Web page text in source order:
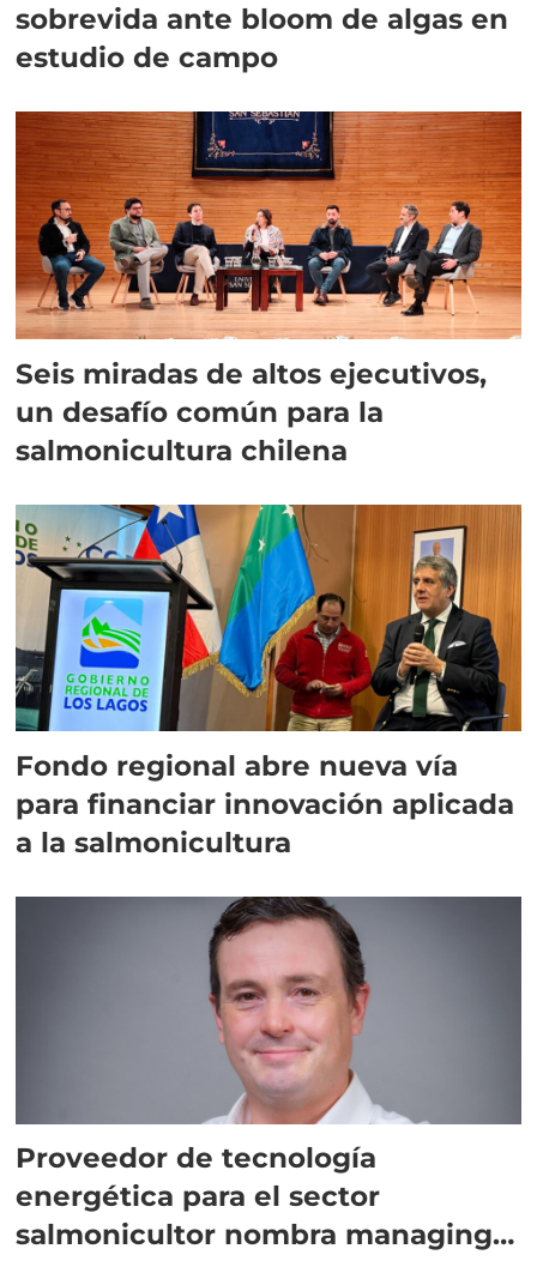
sobrevida ante bloom de algas en
estudio de campo
Seis miradas de altos ejecutivos,
un desafío común para la
salmonicultura chilena
Fondo regional abre nueva vía
para financiar innovación aplicada
a la salmonicultura
Proveedor de tecnología
energética para el sector
salmonicultor nombra managing